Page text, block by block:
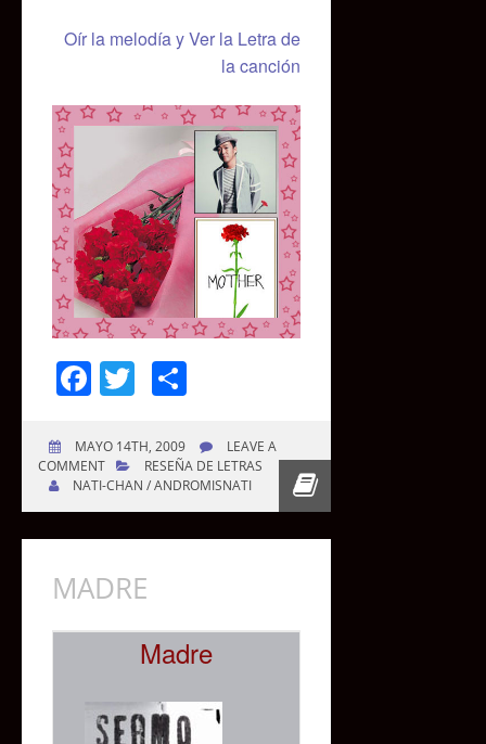
Oír la melodía y Ver la Letra de
la canción
Facebook
Twitter
MAYO 14TH, 2009
LEAVE A
COMMENT
RESEÑA DE LETRAS
NATI-CHAN / ANDROMISNATI
MADRE
Madre